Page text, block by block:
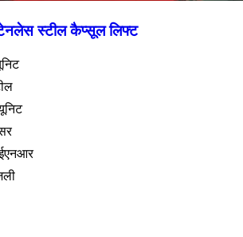
स्टील कैप्सूल लिफ्ट